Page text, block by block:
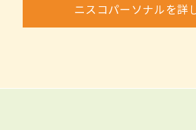
ニスコパーソナルを詳